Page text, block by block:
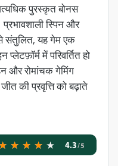
पुरस्कृत बोनस
प्रभावशाली स्पिन और
संतुलित, यह गेम एक
में परिवर्तित हो
और रोमांचक गेमिंग
की प्रवृत्ति को बढ़ाते
4.3/5